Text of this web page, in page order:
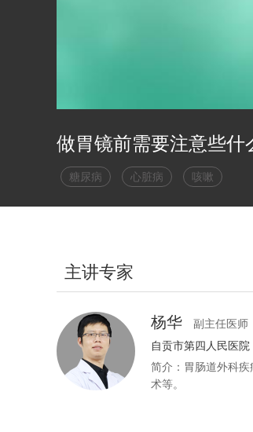
做胃镜前需要注意些什
糖尿病 心脏病 咳嗽
主讲专家
杨华
副主任医师
自贡市第四人民医院
简介：胃肠道外科
术等。